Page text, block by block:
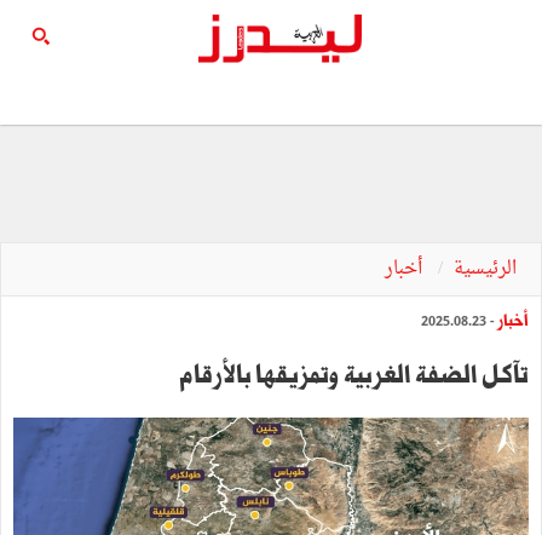
الرئيسية أخبار
أخبار - 2025.08.23
تآكل الضفة الغربية وتمزيقها بالأرقام